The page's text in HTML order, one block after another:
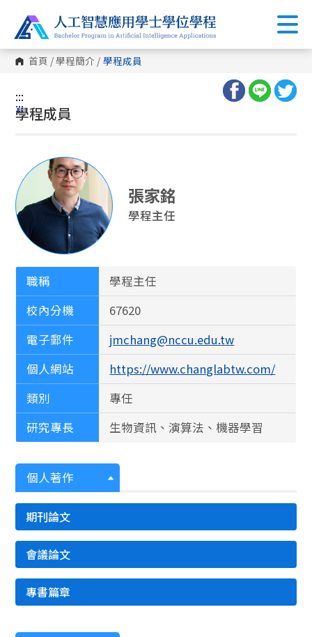
首頁 /學程簡介 / 學程成員
:::
:::
學程成員
張家銘
學程主任
職稱
學程主任
校內分機
67620
電子郵件
jmchang@nccu.edu.tw
個人網站
https://www.changlabtw.com/
類別
專任
研究專長
生物資訊、演算法、機器學習
個人著作
期刊論文
會議論文
專書篇章